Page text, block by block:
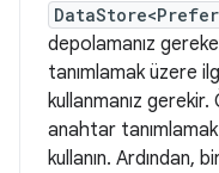
depolamanız
tanımlamak üzere
kullanmanız
anahtar
kullanın. Ardından,